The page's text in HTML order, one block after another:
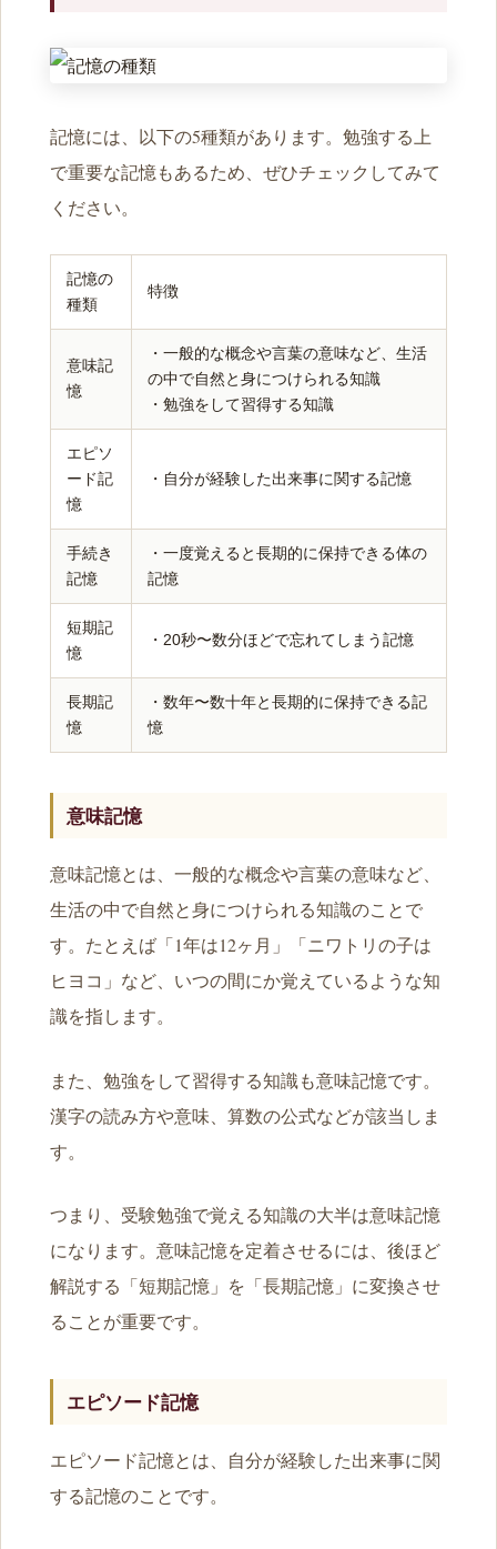
記憶には、以下の5種類があります。勉強する上
で重要な記憶もあるため、ぜひチェックしてみて
ください。
記憶の
種類
特徴
意味記
憶
・一般的な概念や言葉の意味など、生活
の中で自然と身につけられる知識
・勉強をして習得する知識
エピソ
ード記
憶
・自分が経験した出来事に関する記憶
手続き
記憶
・一度覚えると長期的に保持できる体の
記憶
短期記
憶
・20秒〜数分ほどで忘れてしまう記憶
長期記
憶
・数年〜数十年と長期的に保持できる記
憶
意味記憶
意味記憶とは、一般的な概念や言葉の意味など、
生活の中で自然と身につけられる知識のことで
す。たとえば「1年は12ヶ月」「ニワトリの子は
ヒヨコ」など、いつの間にか覚えているような知
識を指します。
また、勉強をして習得する知識も意味記憶です。
漢字の読み方や意味、算数の公式などが該当しま
す。
つまり、受験勉強で覚える知識の大半は意味記憶
になります。意味記憶を定着させるには、後ほど
解説する「短期記憶」を「長期記憶」に変換させ
ることが重要です。
エピソード記憶
エピソード記憶とは、自分が経験した出来事に関
する記憶のことです。